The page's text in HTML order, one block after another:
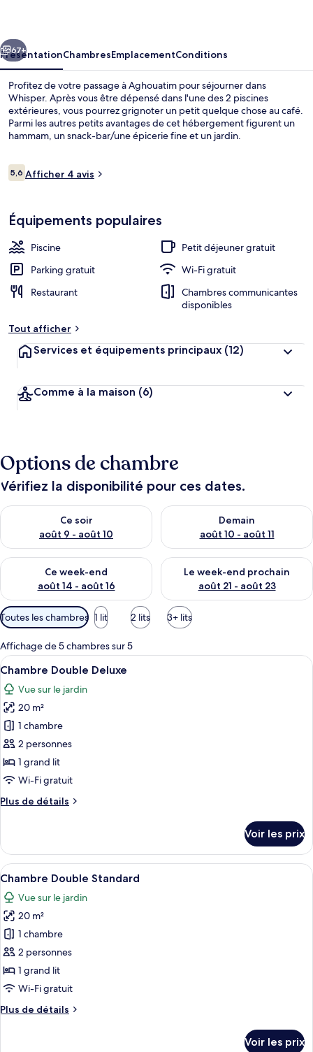
Suivant
67+
PrésentationChambresEmplacementConditions
Profitez de votre passage à Aghouatim pour séjourner dans
Whisper. Après vous être dépensé dans l'une des 2 piscines
extérieures, vous pourrez grignoter un petit quelque chose au café.
Parmi les autres petits avantages de cet hébergement figurent un
hammam, un snack-bar/une épicerie fine et un jardin.
Avis
voyageurs
5,65,6 sur 10
Afficher 4 avis
Équipements populaires
Piscine
Petit déjeuner gratuit
Parking gratuit
Wi-Fi gratuit
Restaurant
Chambres communicantes
disponibles
Tout afficher
Services et équipements principaux (12)
Comme à la maison (6)
Options de chambre
Vérifiez la disponibilité pour ces dates.
Ce soir
août 9 - août 10
Vérifier la disponibilité pour ce soir août 9 - août 10
Demain
août 10 - août 11
Vérifier la disponibilité pour
Ce week-end
août 14 - août 16
Vérifier la disponibilité pour ce week-end août 14 - août 16
Le week-end prochain
août 21 - août 23
Vérifier la disponibilité pour
Filtres
disponibles
pour
les
chambres
Toutes les chambres 1 lit 2 lits 3+ lits
Affichage de 5 chambres sur 5
Afficher
toutes
les
photos
pour
ce
type
de
chambre :
Chambre
Un lit avec une tête de lit, deux
14
Chambre Double Deluxe
Vue sur le jardin
20 m²
1 chambre
2 personnes
1 grand lit
Wi-Fi gratuit
Plus de détails
Plus
le
type
de
chambre
Chambre
Double
Deluxe
Voir les prix
Afficher
toutes
les
photos
pour
ce
type
de
chambre :
Chambre
Une chambre d’hôtel avec un
8
Chambre Double Standard
Vue sur le jardin
20 m²
1 chambre
2 personnes
1 grand lit
Wi-Fi gratuit
Plus de détails
Plus
Voir les prix